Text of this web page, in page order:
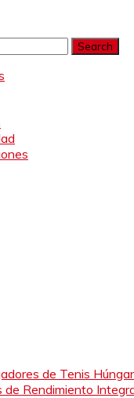
de Tenis
de Rendimiento